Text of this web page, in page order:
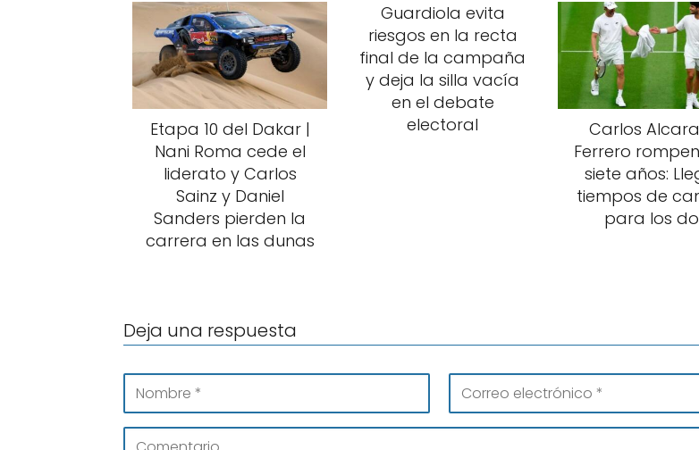
Etapa 10 del Dakar |
Nani Roma cede el
liderato y Carlos
Sainz y Daniel
Sanders pierden la
carrera en las dunas
Guardiola evita
riesgos en la recta
final de la campaña
y deja la silla vacía
en el debate
electoral
Carlos
Ferrero
siete años:
tiempos de
para los
Deja una respuesta